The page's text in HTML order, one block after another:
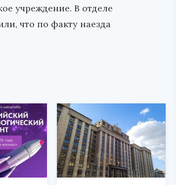
учреждение. В отделе
что по факту наезда